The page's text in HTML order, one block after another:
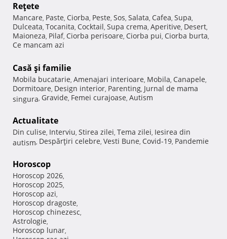
Reţete
Mancare, Paste, Ciorba, Peste, Sos, Salata, Cafea, Supa,
Dulceata, Tocanita, Cocktail, Supa crema, Aperitive, Desert,
Maioneza, Pilaf, Ciorba perisoare, Ciorba pui, Ciorba burta,
Ce mancam azi
Casă şi familie
Mobila bucatarie, Amenajari interioare, Mobila, Canapele,
Dormitoare, Design interior, Parenting, Jurnal de mama
singura, Gravide, Femei curajoase, Autism
Actualitate
Din culise, Interviu, Stirea zilei, Tema zilei, Iesirea din
autism, Despărţiri celebre, Vesti Bune, Covid-19, Pandemie
Horoscop
Horoscop 2026,
Horoscop 2025,
Horoscop azi,
Horoscop dragoste,
Horoscop chinezesc,
Astrologie,
Horoscop lunar,